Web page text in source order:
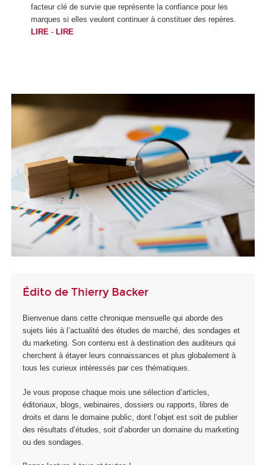
facteur clé de survie que représente la confiance pour les
marques si elles veulent continuer à constituer des repères.
LIRE - LIRE
Édito de Thierry Backer
Bienvenue dans cette chronique mensuelle qui aborde des
sujets liés à l’actualité des études de marché, des sondages et
du marketing. Son contenu est à destination des auditeurs qui
cherchent à étayer leurs connaissances et plus globalement à
tous les curieux intéressés par ces thématiques.
Je vous propose chaque mois une sélection d’articles,
éditoriaux, blogs, webinaires, dossiers ou rapports, libres de
droits et dans le domaine public, dont l’objet est soit de publier
des résultats d’études, soit d’aborder un domaine du marketing
ou des sondages.